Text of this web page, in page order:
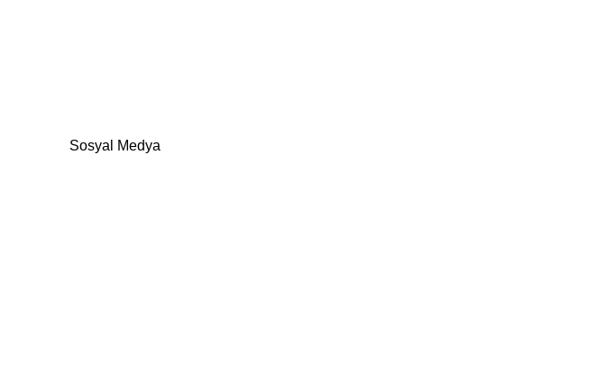
Sosyal Medya